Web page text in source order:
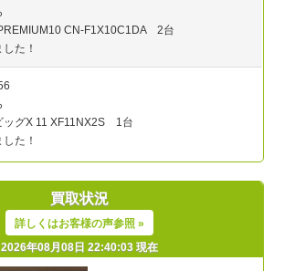
買取状況
詳しくはお客様の声参照 »
2026年08月08日 22:40:03 現在